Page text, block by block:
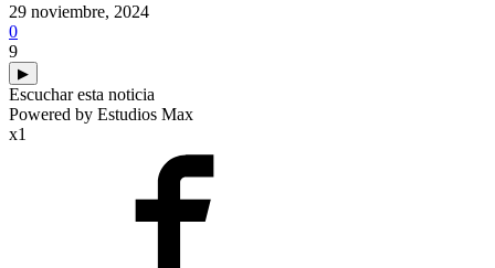
29 noviembre, 2024
0
9
▶
Escuchar esta noticia
Powered by Estudios Max
x1